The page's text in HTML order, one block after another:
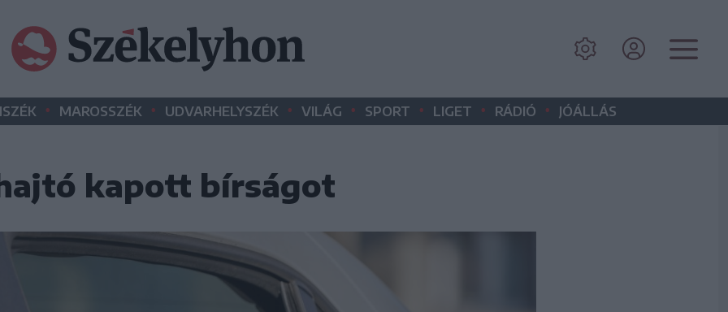
• MAROSSZÉK • UDVARHELYSZÉK • VILÁG • SPORT • LIGET • RÁDIÓ • JÓÁLLÁS
kapott bírságot